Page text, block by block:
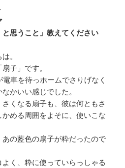
と思うこと」教えてください
。
子」です。
車を待っホームでさりげなく
かいい感じでした。
くなる扇子も、彼は何ともさ
める周囲をよそに、使いこな
の藍色の扇子が粋だったので
く、粋に使っていらっしゃる